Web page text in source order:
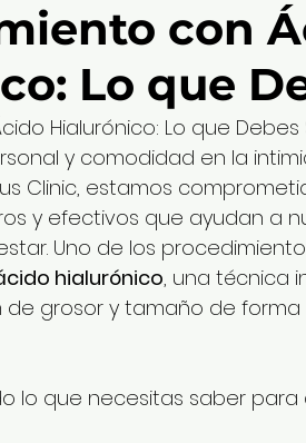
con
Lo que
Hialurónico: Lo que
y comodidad en la
Clinic, estamos
y efectivos que ayudan a
Uno de los
hialurónico, una técnica
grosor y tamaño de forma
lo que necesitas saber